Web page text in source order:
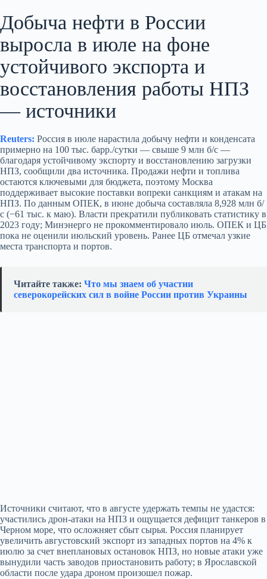
Добыча нефти в России
выросла в июле на фоне
устойчивого экспорта и
восстановления работы НПЗ
— источники
Reuters: Россия в июле нарастила добычу нефти и конденсата
примерно на 100 тыс. барр./сутки — свыше 9 млн б/с —
благодаря устойчивому экспорту и восстановлению загрузки
НПЗ, сообщили два источника. Продажи нефти и топлива
остаются ключевыми для бюджета, поэтому Москва
поддерживает высокие поставки вопреки санкциям и атакам на
НПЗ. По данным ОПЕК, в июне добыча составляла 8,928 млн б/
с (−61 тыс. к маю). Власти прекратили публиковать статистику в
2023 году; Минэнерго не прокомментировало июль. ОПЕК и ЦБ
пока не оценили июльский уровень. Ранее ЦБ отмечал узкие
места транспорта и портов.
Читайте также: Что мы знаем об участии
северокорейских сил в войне России против Украины
Источники считают, что в августе удержать темпы не удастся:
участились дрон-атаки на НПЗ и ощущается дефицит танкеров в
Черном море, что осложняет сбыт сырья. Россия планирует
увеличить августовский экспорт из западных портов на 4% к
июлю за счет внеплановых остановок НПЗ, но новые атаки уже
вынудили часть заводов приостановить работу; в Ярославской
области после удара дроном произошел пожар.